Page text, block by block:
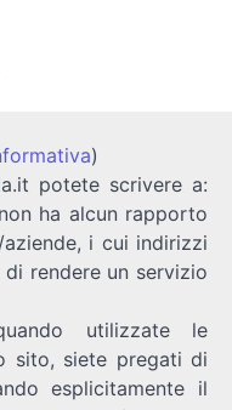
)
potete scrivere a:
ha alcun rapporto
i cui indirizzi
rendere un servizio
utilizzate le
sito, siete pregati di
esplicitamente il